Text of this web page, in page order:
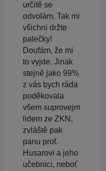
určitě se
odvolám. Tak mi
všichni držte
palečky!
Doufám, že mi
to vyjde. Jinak
stejně jako 99%
z vás bych ráda
poděkovala
všem suprovejm
lidem ze ZKN,
zvláště pak
panu prof.
Husarovi a jeho
učebnici, neboť